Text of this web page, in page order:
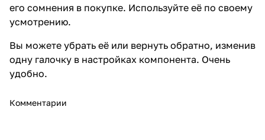
его сомнения в покупке. Используйте её по своему
усмотрению.
Вы можете убрать её или вернуть обратно, изменив
одну галочку в настройках компонента. Очень
удобно.
Комментарии